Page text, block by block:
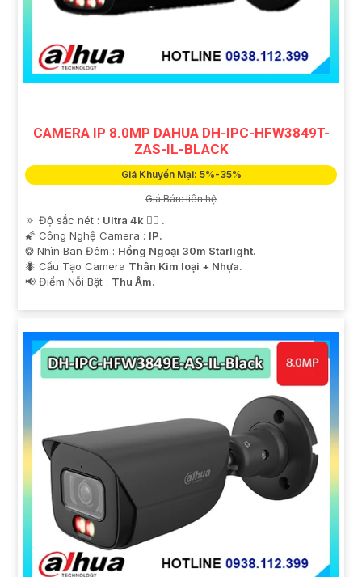
ninh cho gia đình và công việc của bạn!
CAMERA IP 8.0MP DAHUA DH-IPC-HFW3849T-
ZAS-IL-BLACK
Giá Khuyến Mại: 5%-35%
Giá Bán: liên hệ
🔅 Độ sắc nét : Ultra 4k 👍🏾 .
🌠 Công Nghệ Camera : IP.
❂ Nhìn Ban Đêm : Hồng Ngoại 30m Starlight.
🐜 Cấu Tạo Camera Thân Kim loại + Nhựa.
️📢 Điểm Nỗi Bật : Thu Âm.